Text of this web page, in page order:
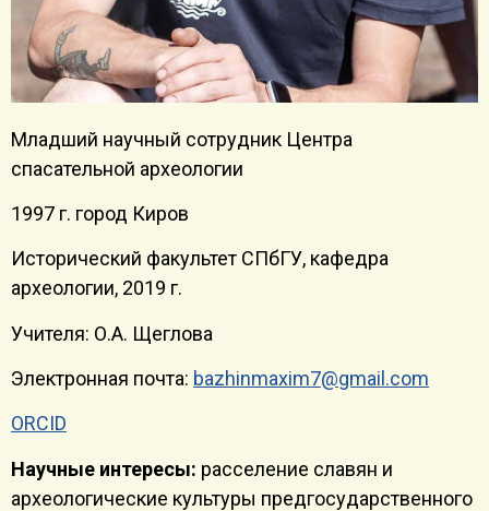
Младший научный сотрудник Центра
спасательной археологии
1997 г. город Киров
Исторический факультет СПбГУ, кафедра
археологии, 2019 г.
Учителя: О.А. Щеглова
Электронная почта: bazhinmaxim7@gmail.com
ORCID
Научные интересы: расселение славян и
археологические культуры предгосударственного